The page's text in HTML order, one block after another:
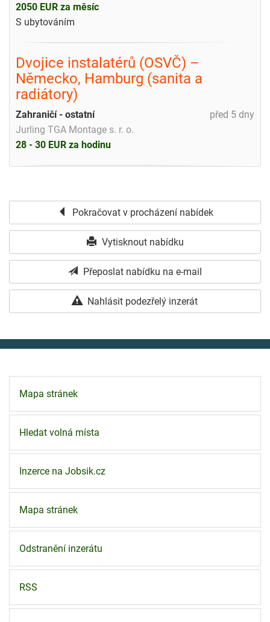
2050 EUR za měsíc
S ubytováním
Dvojice instalatérů (OSVČ) –
Německo, Hamburg (sanita a
radiátory)
před 5 dny
Zahraničí - ostatní
Jurling TGA Montage s. r. o.
28 - 30 EUR za hodinu
Pokračovat v procházení nabídek
Vytisknout nabídku
Přeposlat nabídku na e-mail
Nahlásit podezřelý inzerát
Mapa stránek
Hledat volná místa
Inzerce na Jobsik.cz
Mapa stránek
Odstranění inzerátu
RSS